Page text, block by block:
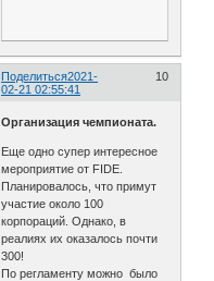
Поделиться 10
2021-
02-21 02:55:41
Организация чемпионата.
Еще одно супер интересное
мероприятие от FIDE.
Планировалось, что примут
участие около 100
корпораций. Однако, в
реалиях их оказалось почти
300!
По регламенту можно было